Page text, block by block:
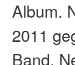
Album.
2011
Band.